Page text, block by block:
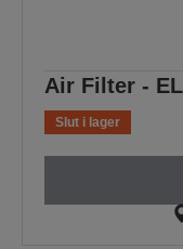
Air Filter -
Slut i lager